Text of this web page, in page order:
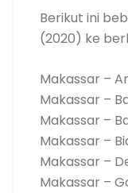
Berikut ini
(2020) ke
Makassar –
Makassar –
Makassar –
Makassar –
Makassar –
Makassar –